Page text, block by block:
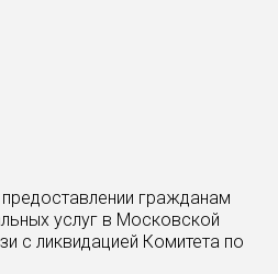
гражданам
услуг в Московской
с ликвидацией Комитета по